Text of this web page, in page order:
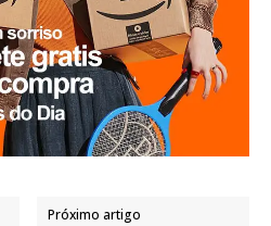
Próximo artigo